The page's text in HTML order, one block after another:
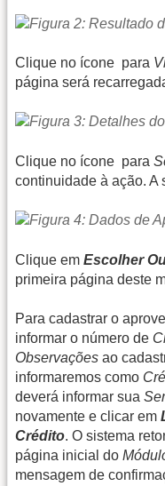
Clique no ícone para
página será
Clique no ícone para
continuidade à ação. A
Clique em Escolher
primeira página deste
Para cadastrar o
informar o número de
Observações ao
informaremos como
deverá informar sua
novamente e clicar em
Crédito. O sistema
página inicial do
mensagem de